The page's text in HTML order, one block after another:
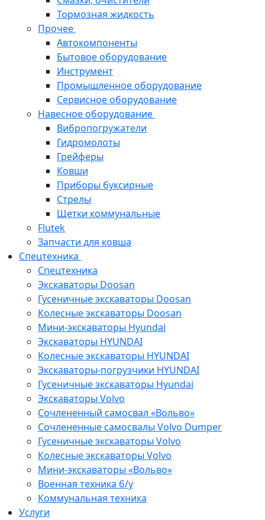
Тормозная жидкость
Прочее
Автокомпоненты
Бытовое оборудование
Инструмент
Промышленное оборудование
Сервисное оборудование
Навесное оборудование
Вибропогружатели
Гидромолоты
Грейферы
Ковши
Приборы буксирные
Стрелы
Щетки коммунальные
Flutek
Запчасти для ковша
Спецтехника
Спецтехника
Экскаваторы Doosan
Гусеничные экскаваторы Doosan
Колесные экскаваторы Doosan
Мини-экскаваторы Hyundai
Экскаваторы HYUNDAI
Колесные экскаваторы HYUNDAI
Экскаваторы-погрузчики HYUNDAI
Гусеничные экскаваторы Hyundai
Экскаваторы Volvo
Сочлененный самосвал «Вольво»
Сочлененные самосвалы Volvo Dumper
Гусеничные экскаваторы Volvo
Колесные экскаваторы Volvo
Мини-экскаваторы «Вольво»
Военная техника б/у
Коммунальная техника
Услуги